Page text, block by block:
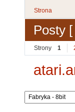
Strona
Posty
Strony 1